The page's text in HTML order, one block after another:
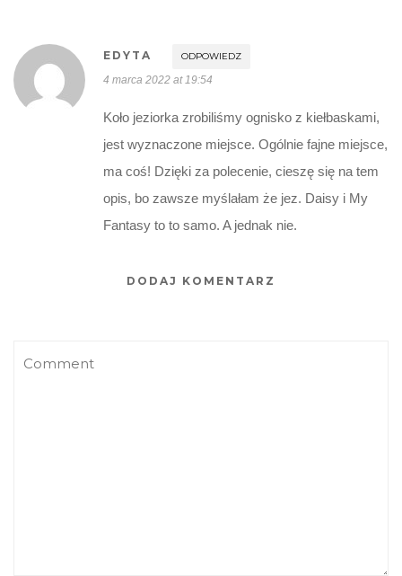
EDYTA ODPOWIEDZ
4 marca 2022 at 19:54
Koło jeziorka zrobiliśmy ognisko z kiełbaskami,
jest wyznaczone miejsce. Ogólnie fajne miejsce,
ma coś! Dzięki za polecenie, cieszę się na tem
opis, bo zawsze myślałam że jez. Daisy i My
Fantasy to to samo. A jednak nie.
DODAJ KOMENTARZ